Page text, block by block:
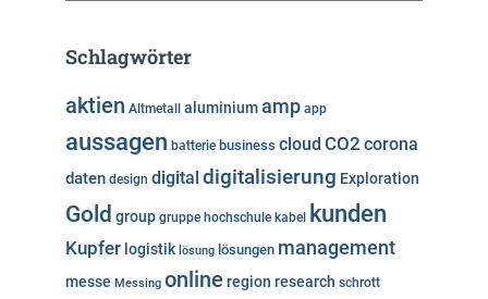
g
r
i
n
Schlagwörter
aktien Altmetall aluminiumamp app
aussagen batterie business cloud CO2 corona
daten design digital digitalisierung Exploration
Gold group gruppe hochschule kabel kunden
Kupfer logistik lösung lösungen management
messe Messing online region research schrott